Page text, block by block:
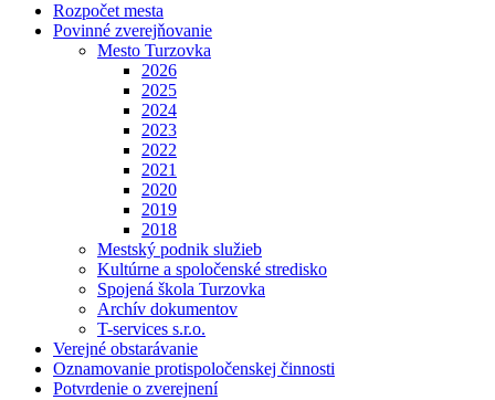
Rozpočet mesta
Povinné zverejňovanie
Mesto Turzovka
2026
2025
2024
2023
2022
2021
2020
2019
2018
Mestský podnik služieb
Kultúrne a spoločenské stredisko
Spojená škola Turzovka
Archív dokumentov
T-services s.r.o.
Verejné obstarávanie
Oznamovanie protispoločenskej činnosti
Potvrdenie o zverejnení